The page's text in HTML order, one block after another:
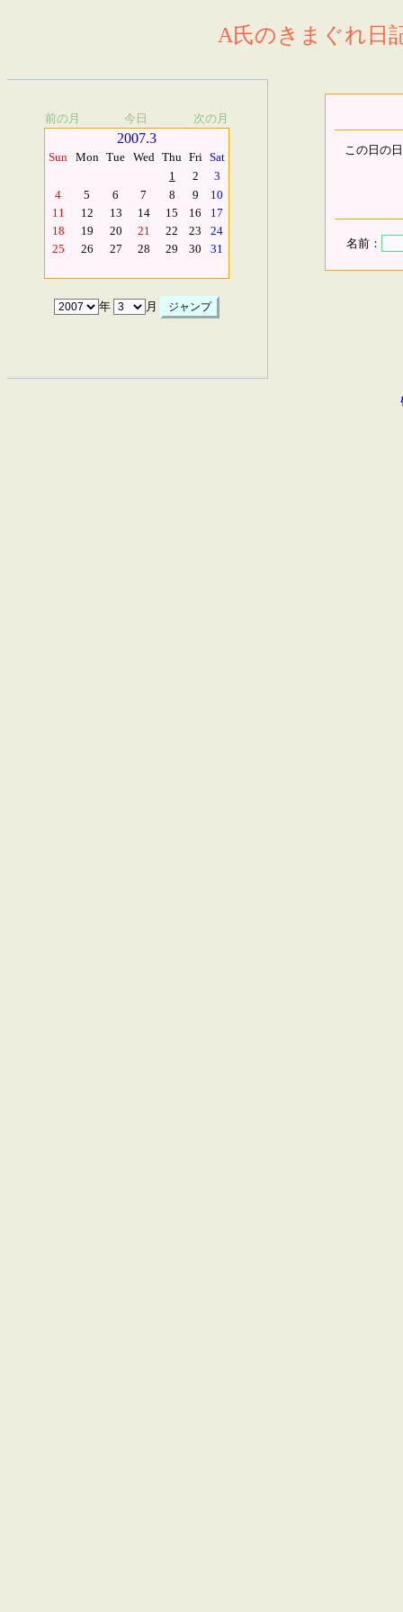
A氏のきまぐれ日
前の月 今日 次の月
2007.3
Sun Mon Tue Wed Thu Fri Sat
1
2
3
4
5 6 7 8 9
10
11
12 13 14 15 16
17
18
19 20 21 22 23
24
25
26 27 28 29 30 31
年 月
この日の
名前：